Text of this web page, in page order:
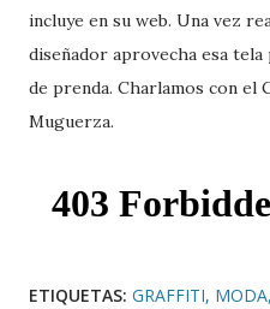
incluye en su web. Una vez
diseñador aprovecha esa
de prenda. Charlamos con el
Muguerza.
ETIQUETAS: GRAFFITI MODA